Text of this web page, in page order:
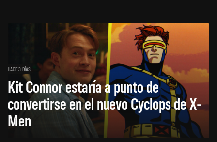
HACE 3 DÍAS
Kit Connor estaría a punto de
convertirse en el nuevo Cyclops de X-
Men